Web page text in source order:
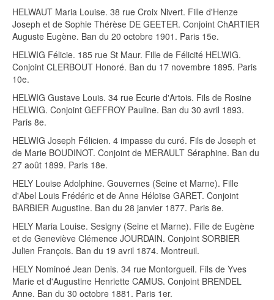
HELWAUT Maria Louise. 38 rue Croix Nivert. Fille d'Henze
Joseph et de Sophie Thérèse DE GEETER. Conjoint ChARTIER
Auguste Eugène. Ban du 20 octobre 1901. Paris 15e.
HELWIG Félicie. 185 rue St Maur. Fille de Félicité HELWIG.
Conjoint CLERBOUT Honoré. Ban du 17 novembre 1895. Paris
10e.
HELWIG Gustave Louis. 34 rue Ecurie d'Artois. Fils de Rosine
HELWIG. Conjoint GEFFROY Pauline. Ban du 30 avril 1893.
Paris 8e.
HELWIG Joseph Félicien. 4 impasse du curé. Fils de Joseph et
de Marie BOUDINOT. Conjoint de MERAULT Séraphine. Ban du
27 août 1899. Paris 18e.
HELY Louise Adolphine. Gouvernes (Seine et Marne). Fille
d'Abel Louis Frédéric et de Anne Héloïse GARET. Conjoint
BARBIER Augustine. Ban du 28 janvier 1877. Paris 8e.
HELY Maria Louise. Sesigny (Seine et Marne). Fille de Eugène
et de Geneviève Clémence JOURDAIN. Conjoint SORBIER
Julien François. Ban du 19 avril 1874. Montreuil.
HELY Nominoé Jean Denis. 34 rue Montorgueil. Fils de Yves
Marie et d'Augustine Henriette CAMUS. Conjoint BRENDEL
Anne. Ban du 30 octobre 1881. Paris 1er.